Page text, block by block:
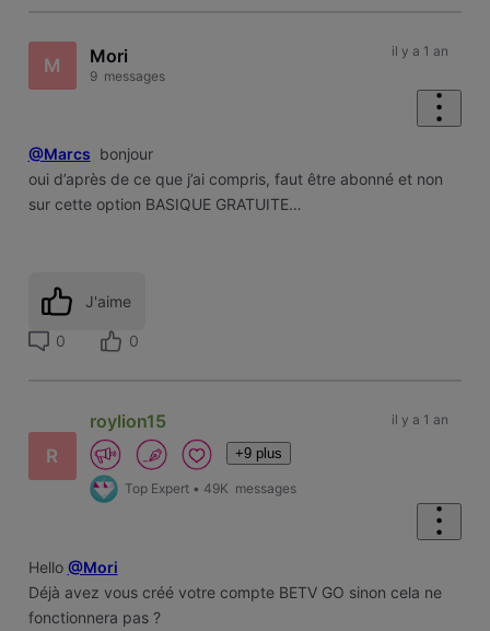
M Mori
9 messages
il y a 1 an
@Marcs bonjour
oui d’après de ce que j’ai compris, faut être abonné et non
sur cette option BASIQUE GRATUITE…
J'aime
0 0
R
roylion15
+9 plus
Top Expert • 49K messages
il y a 1 an
Hello @Mori
Déjà avez vous créé votre compte BETV GO sinon cela ne
fonctionnera pas ?